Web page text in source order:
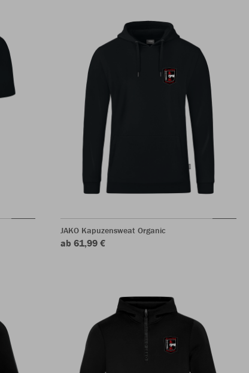
JAKO Kapuzensweat Organic
ab 61,99 €